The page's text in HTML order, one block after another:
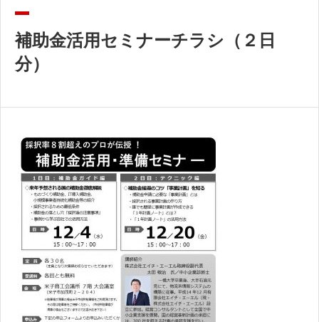
販路拡大
共済・福利厚生
検定試験
貸会議室・テナント募集
証明書・申請
職員採用
情報
補助金活用セミナーチラシ（２日
分）